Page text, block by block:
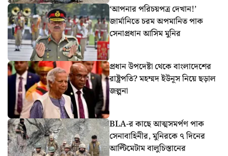
‘আপনার পরিচয়পত্র দেখান!’
জার্মানিতে চরম অপমানিত পাক
সেনাপ্রধান আসিম মুনির
প্রধান উপদেষ্টা থেকে বাংলাদেশের
রাষ্ট্রপতি? মহম্মদ ইউনূস নিয়ে ছড়াল
জল্পনা
BLA-র কাছে আত্মসমর্পণ পাক
সেনাবাহিনীর, মুনিরকে ৭ দিনের
আল্টিমেটাম বালুচিস্তানের